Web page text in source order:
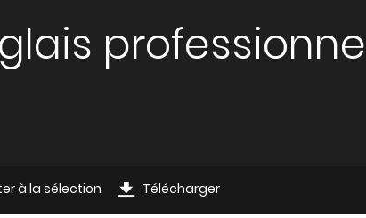
à la sélection Télécharger